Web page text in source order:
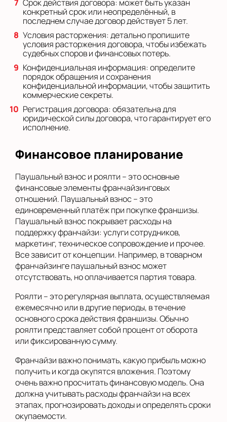
Срок действия договора: может быть указан
конкретный срок или неопределённый, в
последнем случае договор действует 5 лет.
Условия расторжения: детально пропишите
условия расторжения договора, чтобы избежать
судебных споров и финансовых потерь.
Конфиденциальная информация: определите
порядок обращения и сохранения
конфиденциальной информации, чтобы защитить
коммерческие секреты.
Регистрация договора: обязательна для
юридической силы договора, что гарантирует его
исполнение.
Финансовое планирование
Паушальный взнос и роялти – это основные
финансовые элементы франчайзинговых
отношений. Паушальный взнос – это
единовременный платёж при покупке франшизы.
Паушальный взнос покрывает расходы на
поддержку франчайзи: услуги сотрудников,
маркетинг, техническое сопровождение и прочее.
Все зависит от концепции. Например, в товарном
франчайзинге паушальный взнос может
отсутствовать, но оплачивается партия товара.
Роялти – это регулярная выплата, осуществляемая
ежемесячно или в другие периоды, в течение
основного срока действия франшизы. Обычно
роялти представляет собой процент от оборота
или фиксированную сумму.
Франчайзи важно понимать, какую прибыль можно
получить и когда окупятся вложения. Поэтому
очень важно просчитать финансовую модель. Она
должна учитывать расходы франчайзи на всех
этапах, прогнозировать доходы и определять сроки
окупаемости.